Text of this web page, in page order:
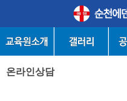
온라인상담